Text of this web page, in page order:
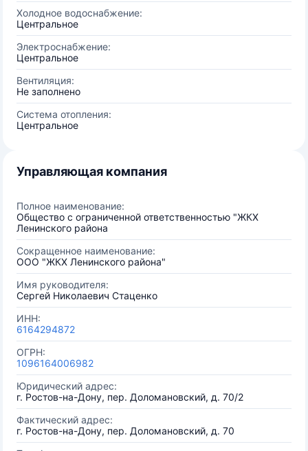
Холодное водоснабжение:
Центральное
Электроснабжение:
Центральное
Вентиляция:
Не заполнено
Система отопления:
Центральное
Управляющая компания
Полное наименование:
Общество с ограниченной ответственностью "ЖКХ
Ленинского района
Сокращенное наименование:
ООО "ЖКХ Ленинского района"
Имя руководителя:
Сергей Николаевич Стаценко
ИНН:
6164294872
ОГРН:
1096164006982
Юридический адрес:
г. Ростов-на-Дону, пер. Доломановский, д. 70/2
Фактический адрес:
г. Ростов-на-Дону, пер. Доломановский, д. 70